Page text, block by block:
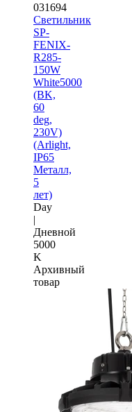
031694
Светильник
SP-
FENIX-
R285-
150W
White5000
(BK,
60
deg,
230V)
(Arlight,
IP65
Металл,
5
лет)
Day
|
Дневной
5000
K
Архивный
товар